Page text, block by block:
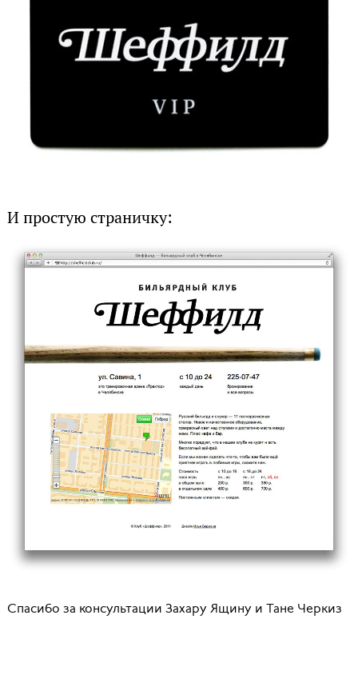
И простую страничку:
Спасибо за консультации Захару Ящину и Тане Черкиз